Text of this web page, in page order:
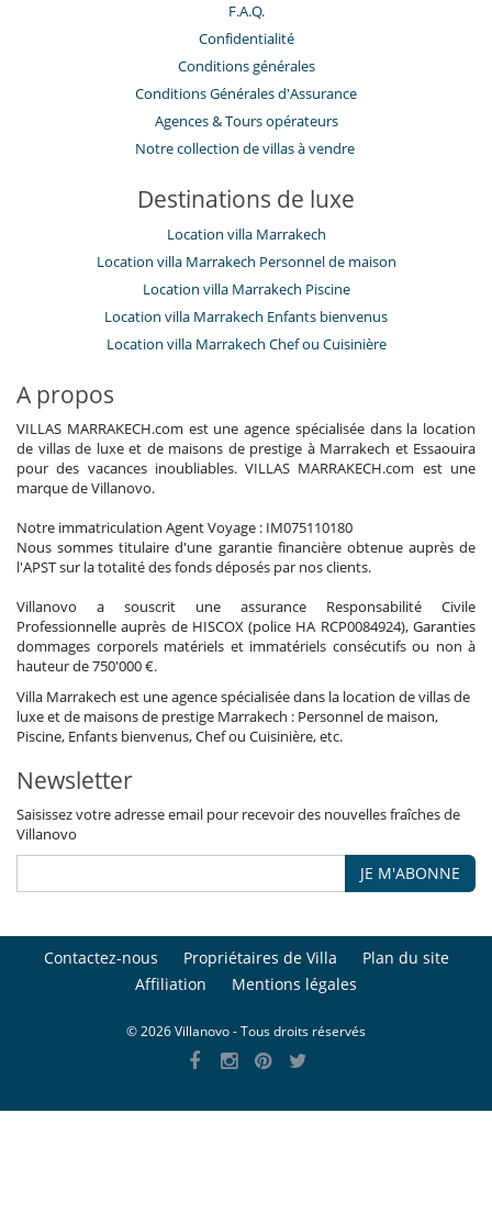
F.A.Q.
Confidentialité
Conditions générales
Conditions Générales d'Assurance
​Agences & Tours opérateurs
Notre collection de villas à vendre
Destinations de luxe
Location villa Marrakech
Location villa Marrakech Personnel de maison
Location villa Marrakech Piscine
Location villa Marrakech Enfants bienvenus
Location villa Marrakech Chef ou Cuisinière
A propos
VILLAS MARRAKECH.com est une agence spécialisée dans la location
de villas de luxe et de maisons de prestige à Marrakech et Essaouira
pour des vacances inoubliables. VILLAS MARRAKECH.com est une
marque de Villanovo.
Notre immatriculation Agent Voyage : IM075110180
Nous sommes titulaire d'une garantie financière obtenue auprès de
l'APST sur la totalité des fonds déposés par nos clients.
Villanovo a souscrit une assurance Responsabilité Civile
Professionnelle auprès de HISCOX (police HA RCP0084924), Garanties
dommages corporels matériels et immatériels consécutifs ou non à
hauteur de 750'000 €.
Villa Marrakech est une agence spécialisée dans la location de villas de
luxe et de maisons de prestige Marrakech : Personnel de maison,
Piscine, Enfants bienvenus, Chef ou Cuisinière, etc.
Newsletter
Saisissez votre adresse email pour recevoir des nouvelles fraîches de
Villanovo
JE M'ABONNE
Contactez-nous Propriétaires de Villa
Plan du site
Affiliation
Mentions légales
© 2026 Villanovo - Tous droits réservés